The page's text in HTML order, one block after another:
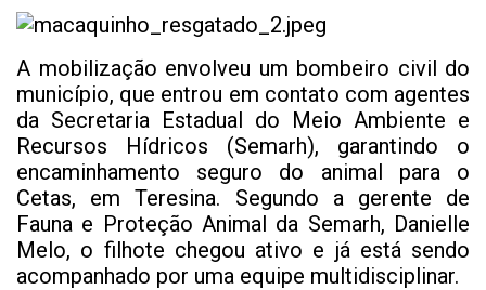
A mobilização envolveu um bombeiro civil do
município, que entrou em contato com agentes
da Secretaria Estadual do Meio Ambiente e
Recursos Hídricos (Semarh), garantindo o
encaminhamento seguro do animal para o
Cetas, em Teresina. Segundo a gerente de
Fauna e Proteção Animal da Semarh, Danielle
Melo, o filhote chegou ativo e já está sendo
acompanhado por uma equipe multidisciplinar.